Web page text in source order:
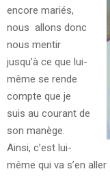
encore mariés,
nous allons donc
nous mentir
jusqu’à ce que lui-
même se rende
compte que je
suis au courant de
son manège.
Ainsi, c’est lui-
même qui va s’en aller